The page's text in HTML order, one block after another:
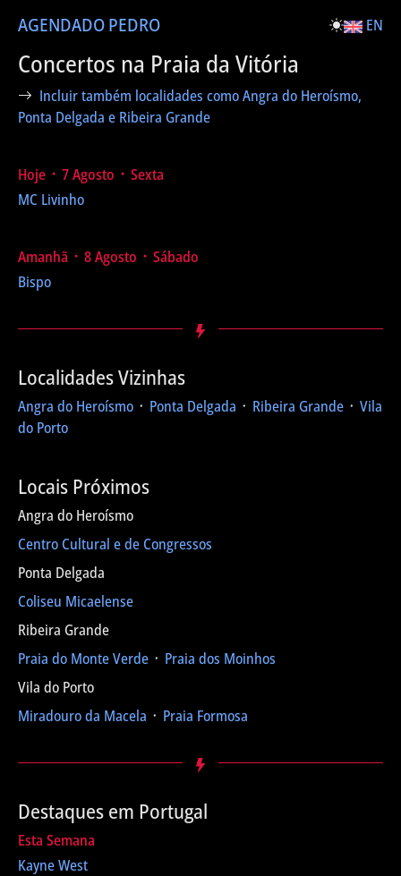
AGENDADO PEDRO EN
Concertos na Praia da Vitória
Incluir também localidades como Angra do Heroísmo,
Ponta Delgada e Ribeira Grande
Hoje ᛫ 7 Agosto ᛫ Sexta
MC Livinho
Amanhã ᛫ 8 Agosto ᛫ Sábado
Bispo
Localidades Vizinhas
Angra do Heroísmo ᛫ Ponta Delgada ᛫ Ribeira Grande ᛫ Vila
do Porto
Locais Próximos
Angra do Heroísmo
Centro Cultural e de Congressos
Ponta Delgada
Coliseu Micaelense
Ribeira Grande
Praia do Monte Verde ᛫ Praia dos Moinhos
Vila do Porto
Miradouro da Macela ᛫ Praia Formosa
Destaques em Portugal
Esta Semana
Kayne West